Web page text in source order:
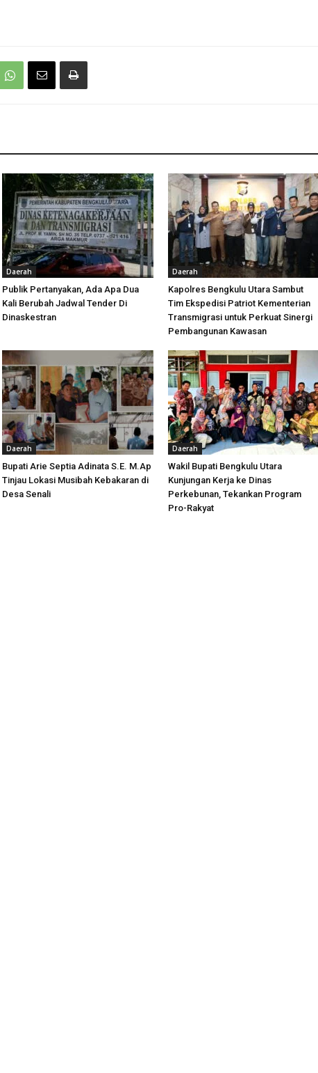
Daerah
Publik Pertanyakan, Ada Apa Dua
Kali Berubah Jadwal Tender Di
Dinaskestran
Daerah
Kapolres Bengkulu Utara Sambut
Tim Ekspedisi Patriot Kementerian
Transmigrasi untuk Perkuat Sinergi
Pembangunan Kawasan
Daerah
Bupati Arie Septia Adinata S.E. M.Ap
Tinjau Lokasi Musibah Kebakaran di
Desa Senali
Daerah
Wakil Bupati Bengkulu Utara
Kunjungan Kerja ke Dinas
Perkebunan, Tekankan Program
Pro-Rakyat